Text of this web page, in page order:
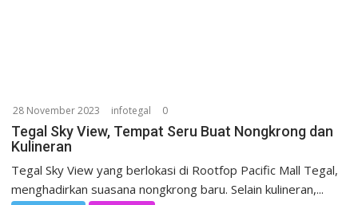
28 November 2023 infotegal 0
Tegal Sky View, Tempat Seru Buat Nongkrong dan
Kulineran
Tegal Sky View yang berlokasi di Rootfop Pacific Mall Tegal,
menghadirkan suasana nongkrong baru. Selain kulineran,...